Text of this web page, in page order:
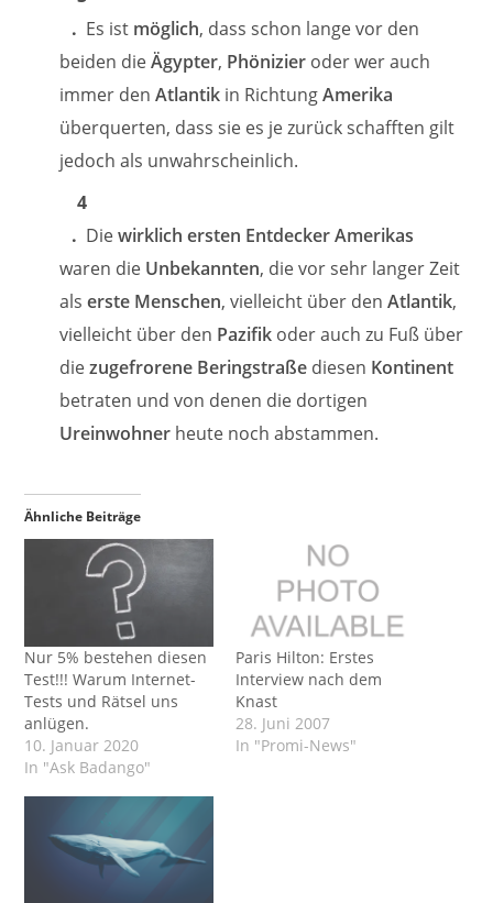
Es ist möglich, dass schon lange vor den
beiden dieÄgypter, Phönizier oder wer auch
immer denAtlantik in RichtungAmerika
überquerten, dass sie es je zurück schafften gilt
jedoch als unwahrscheinlich.
Diewirklich ersten Entdecker Amerikas
waren die Unbekannten, die vor sehr langer Zeit
alserste Menschen, vielleicht über denAtlantik,
vielleicht über den Pazifik oder auch zu Fuß über
diezugefrorene Beringstraße diesen Kontinent
betraten und von denen die dortigen
Ureinwohner heute noch abstammen.
Ähnliche Beiträge
Nur 5% bestehen diesen
Test!!! Warum Internet-
Tests und Rätsel uns
anlügen.
10. Januar 2020
In "Ask Badango"
Paris Hilton: Erstes
Interview nach dem
Knast
28. Juni 2007
In "Promi-News"